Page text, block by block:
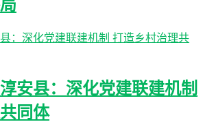
安县：深化党建联建机制
同体